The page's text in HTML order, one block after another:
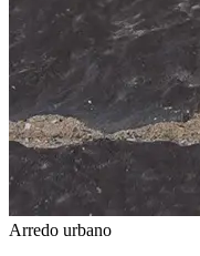
Arredo urbano